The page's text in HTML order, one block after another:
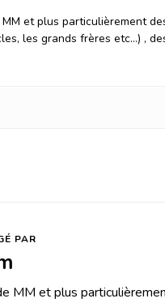
MM et plus particulièrement
les grands frères etc…) ,
PAR
MM et plus